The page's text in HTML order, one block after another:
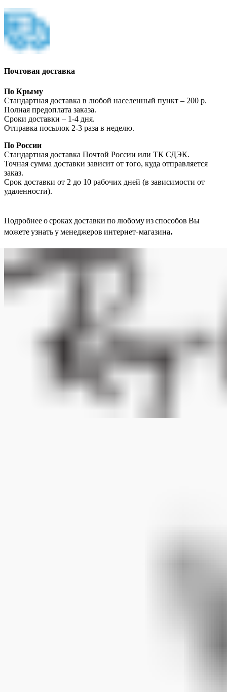
Почтовая доставка
По Крыму
Стандартная доставка в любой населенный пункт – 200 р.
Полная предоплата заказа.
Сроки доставки – 1-4 дня.
Отправка посылок 2-3 раза в неделю.
По России
Стандартная доставка Почтой России или ТК СДЭК.
Точная сумма доставки зависит от того, куда отправляется
заказ.
Срок доставки от 2 до 10 рабочих дней (в зависимости от
удаленности).
Подробнее о сроках доставки по любому из способов Вы
можете узнать у менеджеров интернет-магазина.